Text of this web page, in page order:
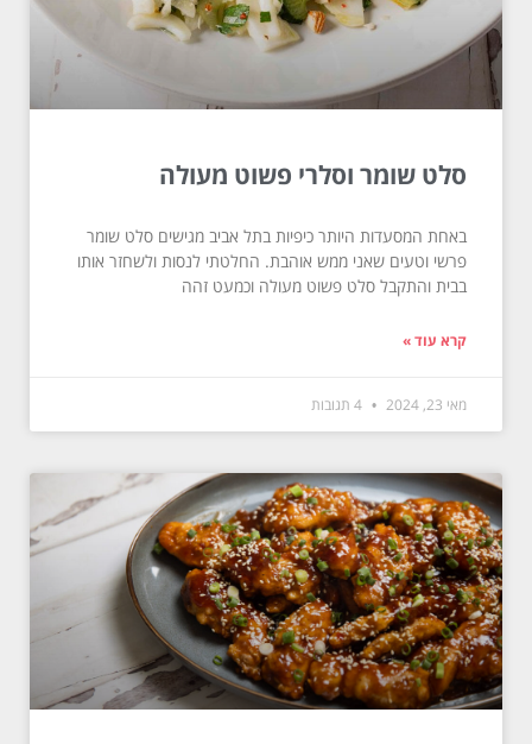
סלט שומר וסלרי פשוט מעולה
באחת המסעדות היותר כיפיות בתל אביב מגישים סלט שומר
פרשי וטעים שאני ממש אוהבת. החלטתי לנסות ולשחזר אותו
בבית והתקבל סלט פשוט מעולה וכמעט זהה
קרא עוד »
מאי 23, 2024